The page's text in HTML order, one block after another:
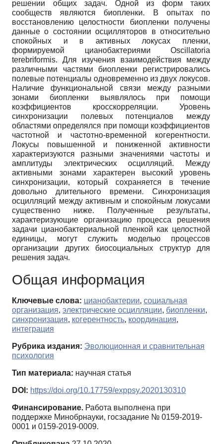
решении общих задач. Одной из форм таких
сообществ являются биопленки. В опытах по
восстановлению целостности биопленки получены
данные о состоянии осцилляторов в относительно
спокойных и в активных локусах пленки,
формируемой цианобактериями Oscillatoria
terebriformis. Для изучения взаимодействия между
различными частями биопленки регистрировались
полевые потенциалы одновременно из двух локусов.
Наличие функциональной связи между разными
зонами биопленки выявлялось при помощи
коэффициентов кросскорреляции. Уровень
синхронизации полевых потенциалов между
областями определялся при помощи коэффициентов
частотной и частотно-временной когерентности.
Локусы повышенной и пониженной активности
характеризуются разными значениями частоты и
амплитуды электрических осцилляций. Между
активными зонами характерен высокий уровень
синхронизации, который сохраняется в течение
довольно длительного времени. Синхронизация
осцилляций между активным и спокойным локусами
существенно ниже. Полученные результаты,
характеризующие организацию процесса решения
задачи цианобактериальной пленкой как целостной
единицы, могут служить моделью процессов
организации других биосоциальных структур для
решения задач.
Общая информация
Ключевые слова: цианобактерии, социальная
организация, электрические осцилляции, биопленки,
синхронизация, когерентность, координация,
интеграция
Рубрика издания: Эволюционная и сравнительная
психология
Тип материала: научная статья
DOI: https://doi.org/10.17759/exppsy.2020130310
Финансирование. Работа выполнена при
поддержке Минобрнауки, госзадание № 0159-2019-
0001 и 0159-2019-0009.